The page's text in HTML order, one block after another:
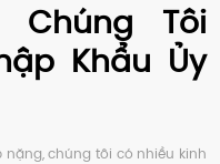
Chúng Tôi
Khẩu Ủy
chúng tôi có nhiều kinh